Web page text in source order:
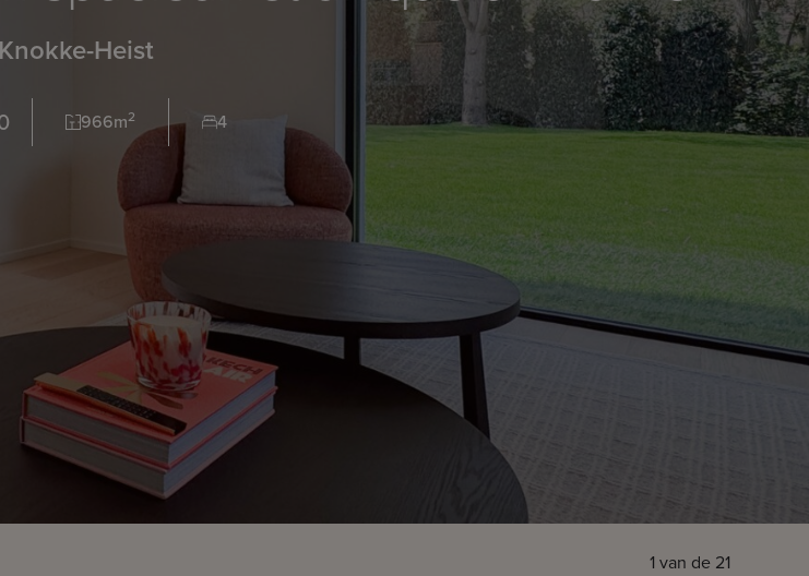
Knokke-Heist
966m2 4
1 van de 21